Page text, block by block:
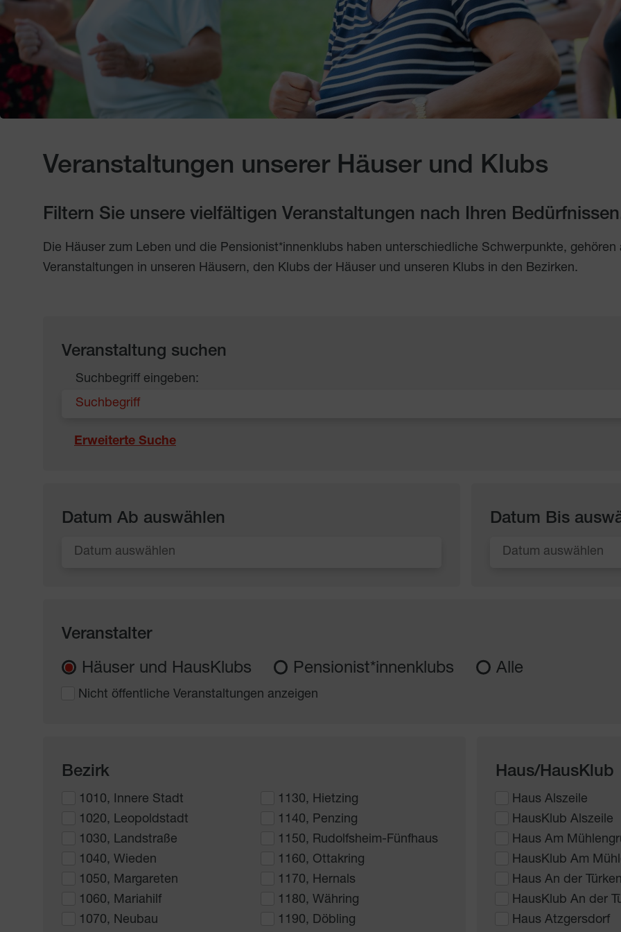
Veranstaltungen unserer Häuser und Klubs
Filtern Sie unsere vielfältigen Veranstaltungen nach Ihren
Die Häuser zum Leben und die Pensionist*innenklubs haben unterschiedliche Schwerpunkte,
Veranstaltungen in unseren Häusern, den Klubs der Häuser und unseren Klubs in den Bezirken.
Veranstaltung suchen
Suchbegriff eingeben:
Erweiterte Suche
Datum Ab auswählen Datum Bis
Veranstalter
Häuser und HausKlubs Pensionist*innenklubs Alle
Nicht öffentliche Veranstaltungen anzeigen
Bezirk
1010, Innere Stadt
1020, Leopoldstadt
1030, Landstraße
1040, Wieden
1050, Margareten
1060, Mariahilf
1070, Neubau
1130, Hietzing
1140, Penzing
1150, Rudolfsheim-Fünfhaus
1160, Ottakring
1170, Hernals
1180, Währing
1190, Döbling
Haus/HausKlub
Haus Alszeile
HausKlub Alszeile
Haus Am
HausKlub Am
Haus An der
HausKlub An der
Haus Atzgersdorf